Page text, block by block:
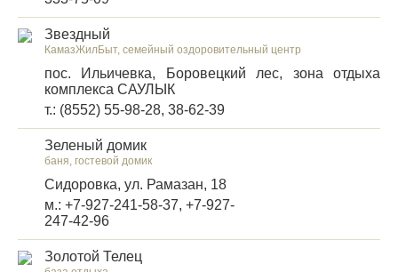
Звездный
КамазЖилБыт, семейный оздоровительный центр
пос. Ильичевка, Боровецкий лес, зона отдыха
комплекса САУЛЫК
т.: (8552) 55-98-28, 38-62-39
Зеленый домик
баня, гостевой домик
Сидоровка, ул. Рамазан, 18
м.: +7-927-241-58-37, +7-927-
247-42-96
Золотой Телец